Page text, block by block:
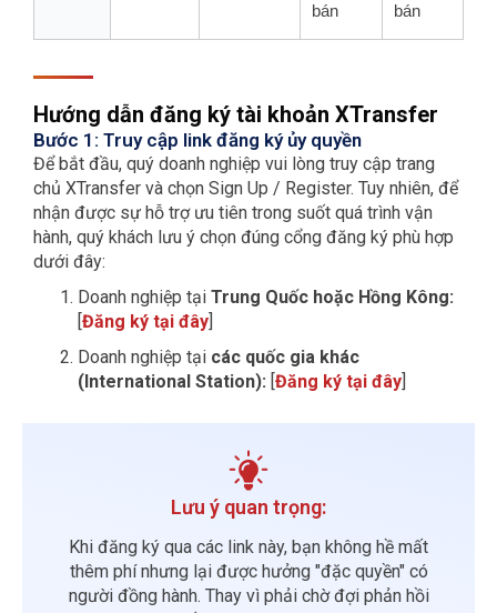
bán
bán
Hướng dẫn đăng ký tài khoản XTransfer
Bước 1: Truy cập link đăng ký ủy quyền
Để bắt đầu, quý doanh nghiệp vui lòng truy cập trang
chủ XTransfer và chọn Sign Up / Register. Tuy nhiên, để
nhận được sự hỗ trợ ưu tiên trong suốt quá trình vận
hành, quý khách lưu ý chọn đúng cổng đăng ký phù hợp
dưới đây:
Doanh nghiệp tại Trung Quốc hoặc Hồng Kông:
Đăng ký tại đây
Doanh nghiệp tại các quốc gia khác
(International Station): Đăng ký tại đây
Lưu ý quan trọng:
Khi đăng ký qua các link này, bạn không hề mất
thêm phí nhưng lại được hưởng "đặc quyền" có
người đồng hành. Thay vì phải chờ đợi phản hồi